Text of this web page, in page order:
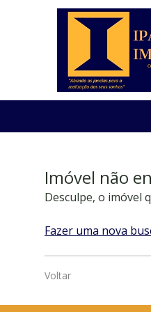
Imóvel não
Desculpe, o imóvel
Fazer uma nova
Voltar